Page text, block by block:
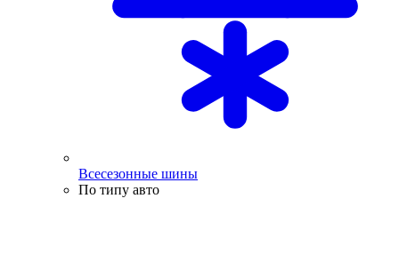
Всесезонные шины
По типу авто